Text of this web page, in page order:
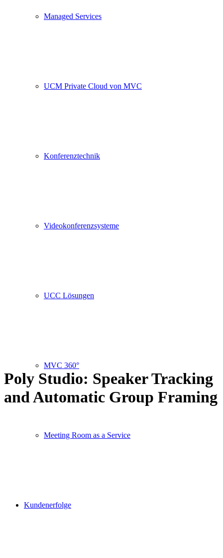
Managed Services
UCM Private Cloud von MVC
Konferenztechnik
Videokonferenzsysteme
UCC Lösungen
MVC 360°
Meeting Room as a Service
Kundenerfolge
Poly Studio: Speaker Tracking
and Automatic Group Framing